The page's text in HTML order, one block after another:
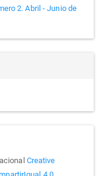
2. Abril - Junio de
Creative